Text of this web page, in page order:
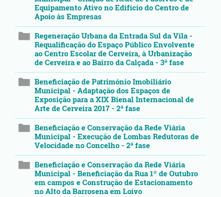
Equipamento Ativo no Edifício do Centro de
Apoio às Empresas
Regeneração Urbana da Entrada Sul da Vila -
Requalificação do Espaço Público Envolvente
ao Centro Escolar de Cerveira, à Urbanização
de Cerveira e ao Bairro da Calçada - 3ª fase
Beneficiação de Património Imobiliário
Municipal - Adaptação dos Espaços de
Exposição para a XIX Bienal Internacional de
Arte de Cerveira 2017 - 2ª fase
Beneficiação e Conservação da Rede Viária
Municipal - Execução de Lombas Redutoras de
Velocidade no Concelho - 2ª fase
Beneficiação e Conservação da Rede Viária
Municipal - Beneficiação da Rua 1º de Outubro
em campos e Construção de Estacionamento
no Alto da Barrosena em Loivo